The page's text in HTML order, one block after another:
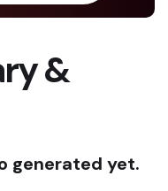
&
generated yet.